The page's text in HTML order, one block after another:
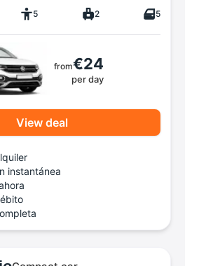
5 2 5
from€24
per day
View deal
instantánea